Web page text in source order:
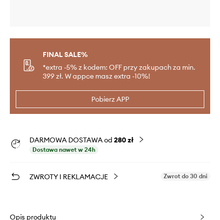
FINAL SALE%
*extra -5% z kodem: OFF przy zakupach za min.
399 zł. W appce masz extra -10%!
Pobierz APP
DARMOWA DOSTAWA od 280 zł
Dostawa nawet w 24h
ZWROTY I REKLAMACJE Zwrot do 30 dni
Opis produktu